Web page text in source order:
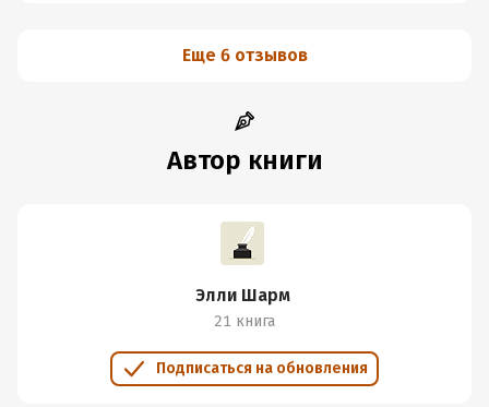
Еще 6 отзывов
Автор книги
Элли Шарм
21 книга
Подписаться на обновления